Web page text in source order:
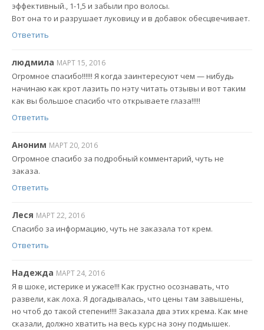
эффективный., 1-1,5 и забыли про волосы.
Вот она то и разрушает луковицу и в добавок обесцвечивает.
Ответить
людмила МАРТ 15, 2016
Огромное спасибо!!!!!! Я когда заинтересуют чем — нибудь
начинаю как крот лазить по нэту читать отзывы и вот таким
как вы большое спасибо что открываете глаза!!!!!
Ответить
Аноним МАРТ 20, 2016
Огромное спасибо за подробный комментарий, чуть не
заказа.
Ответить
Леся МАРТ 22, 2016
Спасибо за информацию, чуть не заказала тот крем.
Ответить
Надежда МАРТ 24, 2016
Я в шоке, истерике и ужасе!!! Как грустно осознавать, что
развели, как лоха. Я догадывалась, что цены там завышены,
но чтоб до такой степени!!!! Заказала два этих крема. Как мне
сказали, должно хватить на весь курс на зону подмышек.